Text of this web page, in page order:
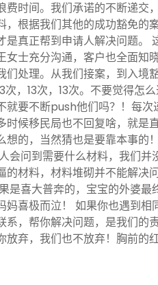
费时间。我们承诺的不断递交
，根据我们其他的成功豁免的
是真正帮到申请人解决问题。
女士充分沟通，客户也全面知
们处理。从我们接案，到入境
次，13次，13次。不要觉得怎
就要不断push他们吗？！每次
时候移民局也不回复啥，就是
想的，当然猜也是要靠本事的
会问到需要什么材料，我们并
的材料，材料堆砌并不能解决
是喜大普奔的，宝宝的外婆最
妈喜极而泣！ 如果你也遇到相
系，帮你解决问题，是我们的
放弃，我们也不放弃！胸前的